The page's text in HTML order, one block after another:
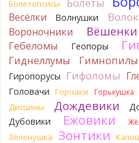
Verona
Что-то из
переданы правильно.
2 дня назад
Verona
Рядовка
Правильно сделали, что не
BorisM Подгруздок
BorisM Сдаётся мне, на
Болетопсисы Болеты
Весёлки Волнушки
Вороночники Вёшенки
Гебеломы Геопоры
Гиднеллумы Гимнопилы
Гиропорусы Гифоломы
Головачи Горчаки Горькушка
Дисцины Дождевики
Дубовики Ежовики
Зеленушка Зонтики